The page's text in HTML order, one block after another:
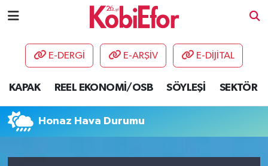
E-DERGİ E-ARŞİV E-DİJİTAL
KAPAK REEL EKONOMİ/OSB SÖYLEŞİ SEKTÖR
Honaz Hava Durumu
AKADEMİ
DESTEK-TEŞVİK
ETKİNLİK